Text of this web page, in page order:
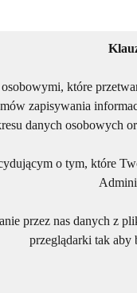
które
zapisywania
danych osobowych
o tym, które
przez nas danych z
przeglądarki tak aby